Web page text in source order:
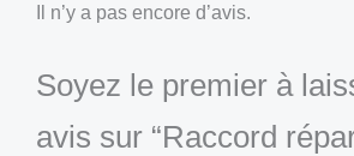
Il n’y a pas encore d’avis.
Soyez le premier à
avis sur “Raccord